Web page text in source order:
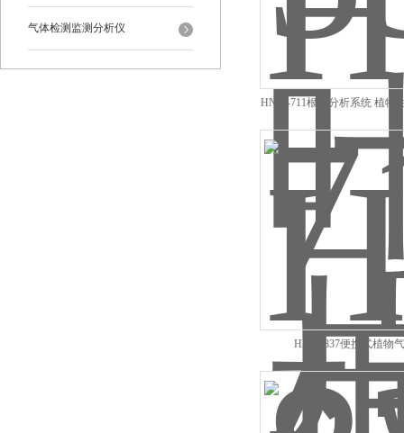
气体检测监测分析仪
HNM-711根系分析系统 植物
HNM-837便携式植物